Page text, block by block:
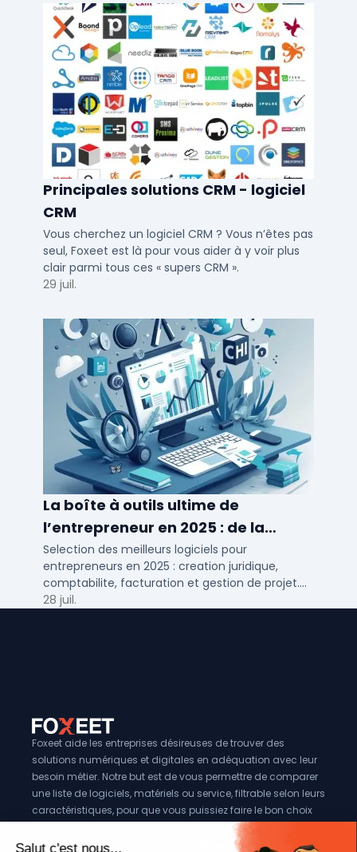
Principales solutions CRM - logiciel
CRM
Vous cherchez un logiciel CRM ? Vous n’êtes pas
seul, Foxeet est là pour vous aider à y voir plus
clair parmi tous ces « supers CRM ».
29 juil.
La boîte à outils ultime de
l’entrepreneur en 2025 : de la
création à la gestion
Selection des meilleurs logiciels pour
entrepreneurs en 2025 : creation juridique,
comptabilite, facturation et gestion de projet.
Outils adaptes aux TPE, PME et independants en
28 juil.
Foxeet aide les entreprises désireuses de trouver des
solutions numériques et digitales en adéquation avec leur
besoin métier. Notre but est de vous permettre de comparer
une liste de logiciels, matériels ou service, filtrable selon leurs
caractéristiques, pour que vous puissiez faire le bon choix
Vous êtes éditeur?